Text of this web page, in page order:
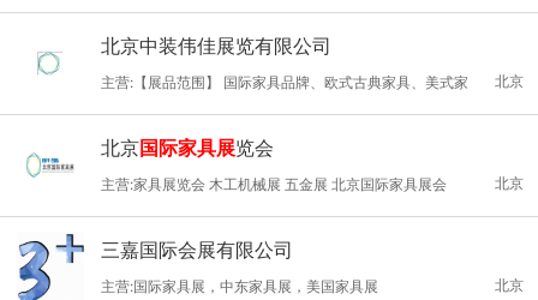
合终端消费者对家具环保理念的高标准高要求，从产品设计、原材
料、生产工艺到客户服务均遵循人性化的原则，公司全体同仁均
视“质量就是企业的生命” 每一件产品在设计开发及生产制造环节中
品深受国内、国外消费者的认同和喜爱，使企业在众多的家具制造
企业中脱颖而出。 2016年将
北京中装伟佳展览有限公司
北京
主营:【展品范围】 国际家具品牌、欧式古典家具、美式家
具、中式古典家具、新古典家具、现代家具、 儿童家具、田园家
具、家具设计、办公商用及酒店家具、户外家具、家居饰品； 家具
生产设备及配件辅材料:木工机械、木工刀锯/工具/配件、家具五金
北京国际家具展览会
北京
主营:家具展览会 木工机械展 五金展 北京国际家具展会
三嘉国际会展有限公司
北京
主营:国际家具展，中东家具展，美国家具展